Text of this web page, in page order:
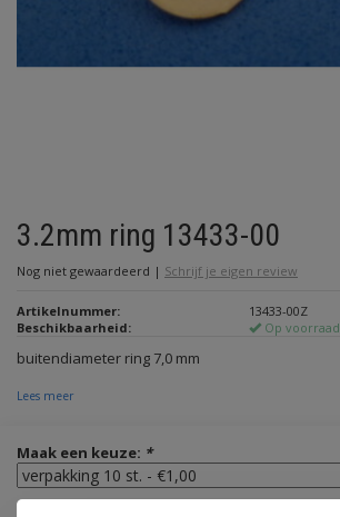
3.2mm ring 13433-00
Nog niet gewaardeerd | Schrijf je eigen review
Artikelnummer:
13433-00Z
Beschikbaarheid:
Op voorraad
buitendiameter ring 7,0 mm
Lees meer
Maak een keuze: *